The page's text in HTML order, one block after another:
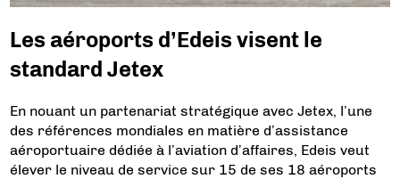
Les aéroports d’Edeis visent le
standard Jetex
En nouant un partenariat stratégique avec Jetex, l’une
des références mondiales en matière d’assistance
aéroportuaire dédiée à l’aviation d’affaires, Edeis veut
élever le niveau de service sur 15 de ses 18 aéroports